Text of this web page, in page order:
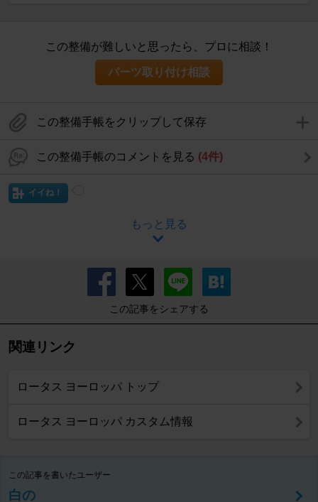
この整備が難しいと思ったら、プロに相談！
パーツ取り付け相談
この整備手帳をクリップして保存
この整備手帳のコメントを見る (4件)
イイね！
もっと見る
この記事をシェアする
関連リンク
ロータス ヨーロッパ トップ
ロータス ヨーロッパ カスタム情報
この記事を書いたユーザー
白の